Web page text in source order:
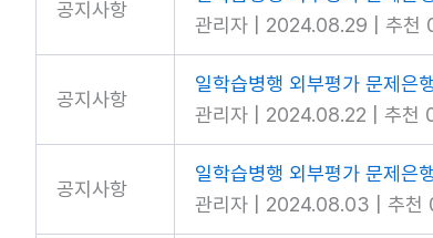
공지사항
관리자
2024.08.29 추천
공지사항
일학습병행 외부평가 문제은
관리자
2024.08.22 추천
공지사항
일학습병행 외부평가 문제은
관리자
2024.08.03 추천